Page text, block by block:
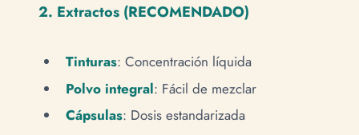
2. Extractos (RECOMENDADO)
Tinturas: Concentración líquida
Polvo integral: Fácil de mezclar
Cápsulas: Dosis estandarizada